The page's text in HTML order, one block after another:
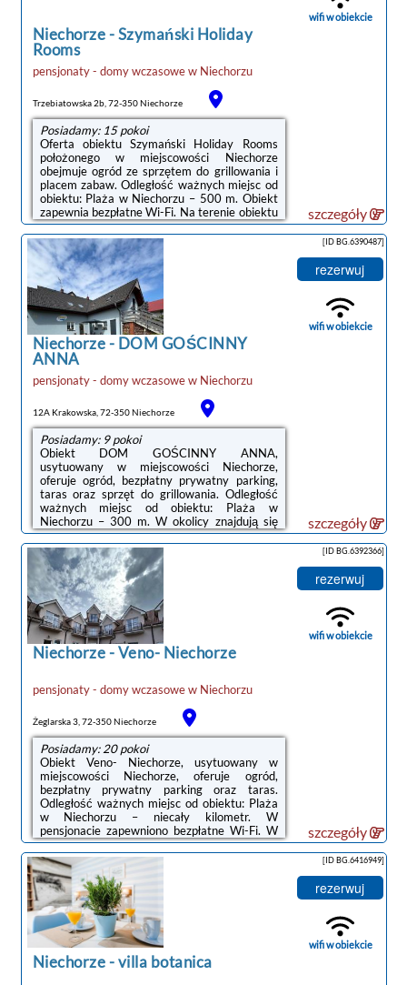
11:00.W ...
Niechorze-Szymański Holiday
Rooms
pensjonaty - domy wczasowew Niechorzu
Trzebiatowska 2b, 72-350 Niechorze
Posiadamy: 15 pokoi
Oferta obiektu Szymański Holiday Rooms
położonego w miejscowości Niechorze
obejmuje ogród ze sprzętem do grillowania i
placem zabaw. Odległość ważnych miejsc od
obiektu: Plaża w Niechorzu – 500 m. Obiekt
zapewnia bezpłatne Wi-Fi. Na terenie obiektu
dostępny jest też prywatny parking.Do
dyspozycji Gości jest w pełni wyposażona
prywatna łazienka z prysznicem i suszarką do
włosów.Odległość ważnych miejsc od
obiektu: PKP Kołobrzeg – 47 km, Molo w
Kołobrzegu – 47 km.Doba hotelowa od
godziny 16:00 do 10:00.W obiekcie
obowiązuje zakaz organizowania wieczorów
panieńskich, ...
wifi w obiekcie
szczegóły
Niechorze- DOM GOŚCINNY
ANNA
pensjonaty - domy wczasowew Niechorzu
12A Krakowska, 72-350 Niechorze
Posiadamy: 9 pokoi
Obiekt DOM GOŚCINNY ANNA,
usytuowany w miejscowości Niechorze,
oferuje ogród, bezpłatny prywatny parking,
taras oraz sprzęt do grillowania. Odległość
ważnych miejsc od obiektu: Plaża w
Niechorzu – 300 m. W okolicy znajdują się
ciekawe miejsca takie jak: PKP Kołobrzeg (
48 km), Molo w Kołobrzegu ( 48 km), Latarnia
morska w Kołobrzegu ( 48 km). Udogodnienia
obejmują bezpłatne Wi-Fi oraz wspólną
kuchnię.Każdą opcję zakwaterowania w
obiekcie wyposażono w szafę i telewizor z
płaskim ekranem. W każdej opcji
zakwaterowania znajduje się czajnik oraz
prywatna łazienka z prysznicem ...
[ID BG.6390487]
rezerwuj
wifi w obiekcie
szczegóły
noclegi Niechorze
Niechorze-Veno- Niechorze
pensjonaty - domy wczasowew Niechorzu
Żeglarska 3, 72-350 Niechorze
Posiadamy: 20 pokoi
Obiekt Veno- Niechorze, usytuowany w
miejscowości Niechorze, oferuje ogród,
bezpłatny prywatny parking oraz taras.
Odległość ważnych miejsc od obiektu: Plaża
w Niechorzu – niecały kilometr. W
pensjonacie zapewniono bezpłatne Wi-Fi. W
okolicy znajdują się ciekawe miejsca takie jak:
Molo w Kołobrzegu ( 47 km), Latarnia morska
w Kołobrzegu ( 47 km). Obiekt jest idealnym
wyborem dla niepalących. Odległość ważnych
miejsc od obiektu: PKP Kołobrzeg – 47
km.Każdy pokój wyposażono w czajnik, a w
wybranych pokojach znajduje się kuchnia z
lodówką, zmywarką i piekarnikiem. W ...
[ID BG.6392366]
rezerwuj
wifi w obiekcie
szczegóły
Niechorze-villa botanica
[ID BG.6416949]
rezerwuj
wifi w obiekcie